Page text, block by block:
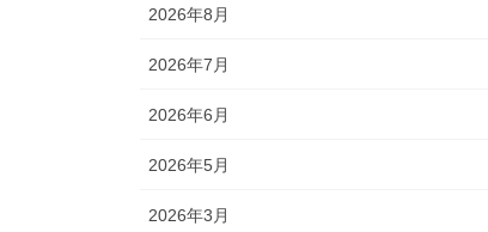
2026年8月
2026年7月
2026年6月
2026年5月
2026年3月